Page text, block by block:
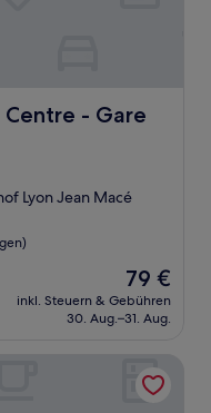
Centre - Gare
- Gare Perrache
Lyon Jean Macé
Der
Preis
beträgt
79 €
inkl. Steuern & Gebühren
30. Aug.–31. Aug.